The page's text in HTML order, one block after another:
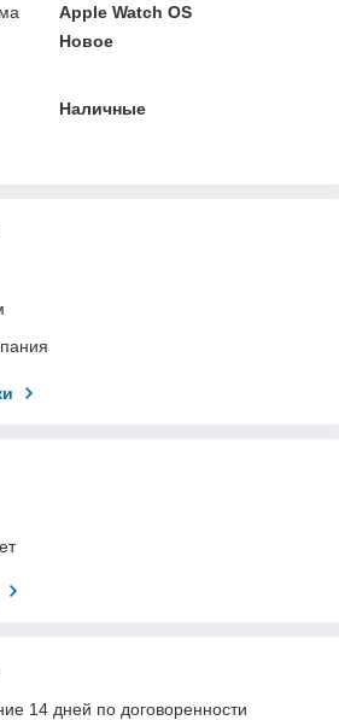
Apple Watch OS
Новое
Наличные
14 дней по договоренности